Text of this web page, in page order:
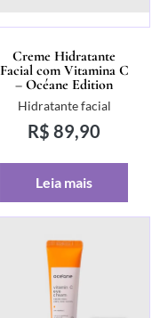
Creme Hidratante
Facial com Vitamina C
– Océane Edition
Hidratante facial
R$ 89,90
Leia mais